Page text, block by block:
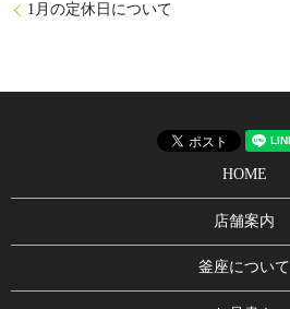
1月の定休日について
HOME
店舗案内
釜座について